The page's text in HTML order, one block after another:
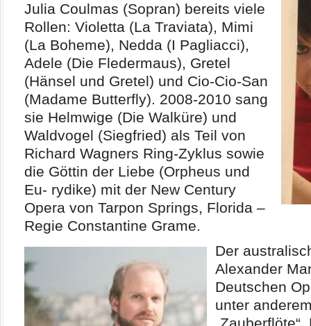
Julia Coulmas (Sopran) bereits viele
Rollen: Violetta (La Traviata), Mimi
(La Boheme), Nedda (I Pagliacci),
Adele (Die Fledermaus), Gretel
(Hänsel und Gretel) und Cio-Cio-San
(Madame Butterfly). 2008-2010 sang
sie Helmwige (Die Walküre) und
Waldvogel (Siegfried) als Teil von
Richard Wagners Ring-Zyklus sowie
die Göttin der Liebe (Orpheus und
Eu- rydike) mit der New Century
Opera von Tarpon Springs, Florida –
Regie Constantine Grame.
Der
Alexander
Deutschen
unter